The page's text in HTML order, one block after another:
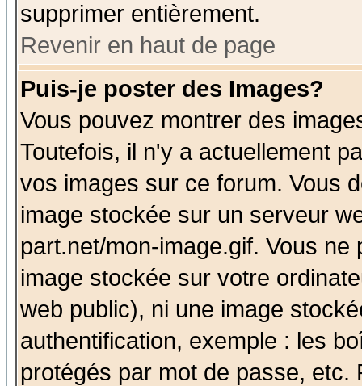
supprimer entièrement.
Revenir en haut de page
Puis-je poster des Images?
Vous pouvez montrer des
Toutefois, il n'y a actuellement
vos images sur ce forum. Vous
image stockée sur un serveur
part.net/mon-image.gif. Vous
image stockée sur votre
web public), ni une image
authentification, exemple : les
protégés par mot de passe,